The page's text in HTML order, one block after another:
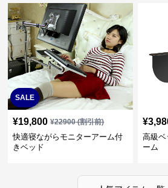
SALE
¥19,800 ¥22900(割引前)
快適寝ながらモニターアーム付
きベッド
¥
高級ベ
ーム